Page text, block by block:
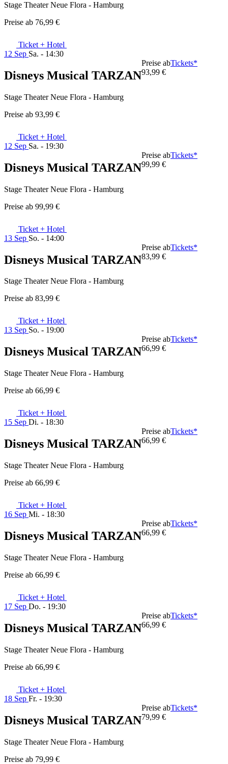
Stage Theater Neue Flora - Hamburg
Preise ab 76,99 €
Ticket + Hotel
12 Sep Sa. - 14:30
Disneys Musical TARZAN
Stage Theater Neue Flora - Hamburg
Preise ab 93,99 €
Preise ab
93,99 €
Tickets*
Ticket + Hotel
12 Sep Sa. - 19:30
Disneys Musical TARZAN
Stage Theater Neue Flora - Hamburg
Preise ab 99,99 €
Preise ab
99,99 €
Tickets*
Ticket + Hotel
13 Sep So. - 14:00
Disneys Musical TARZAN
Stage Theater Neue Flora - Hamburg
Preise ab 83,99 €
Preise ab
83,99 €
Tickets*
Ticket + Hotel
13 Sep So. - 19:00
Disneys Musical TARZAN
Stage Theater Neue Flora - Hamburg
Preise ab 66,99 €
Preise ab
66,99 €
Tickets*
Ticket + Hotel
15 Sep Di. - 18:30
Disneys Musical TARZAN
Stage Theater Neue Flora - Hamburg
Preise ab 66,99 €
Preise ab
66,99 €
Tickets*
Ticket + Hotel
16 Sep Mi. - 18:30
Disneys Musical TARZAN
Stage Theater Neue Flora - Hamburg
Preise ab 66,99 €
Preise ab
66,99 €
Tickets*
Ticket + Hotel
17 Sep Do. - 19:30
Disneys Musical TARZAN
Stage Theater Neue Flora - Hamburg
Preise ab 66,99 €
Preise ab
66,99 €
Tickets*
Ticket + Hotel
18 Sep Fr. - 19:30
Disneys Musical TARZAN
Stage Theater Neue Flora - Hamburg
Preise ab 79,99 €
Preise ab
79,99 €
Tickets*